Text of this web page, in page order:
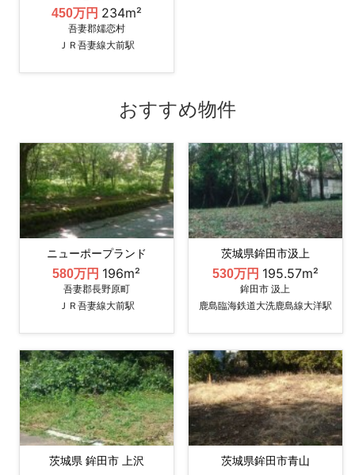
450万円 234m²
吾妻郡嬬恋村
ＪＲ吾妻線大前駅
おすすめ物件
ニューポープランド
580万円 196m²
吾妻郡長野原町
ＪＲ吾妻線大前駅
茨城県鉾田市汲上
530万円 195.57m²
鉾田市 汲上
鹿島臨海鉄道大洗鹿島線大洋駅
茨城県 鉾田市 上沢
茨城県鉾田市青山